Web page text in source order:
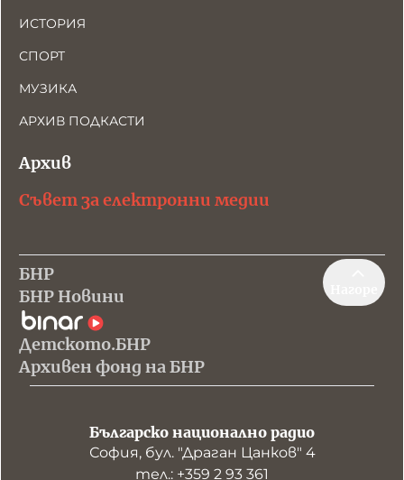
ИСТОРИЯ
СПОРТ
МУЗИКА
АРХИВ ПОДКАСТИ
Архив
Съвет за електронни медии
БНР
БНР Новини
Детското.БНР
Архивен фонд на БНР
Българско национално радио
София, бул. "Драган Цанков" 4
тел.: +359 2 93 361